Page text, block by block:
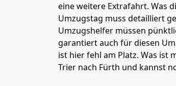
eine weitere Extrafahrt. Was
Umzugstag muss detailliert
Umzugshelfer müssen
garantiert auch für diesen
ist hier fehl am Platz. Was ist
Trier nach Fürth und kannst